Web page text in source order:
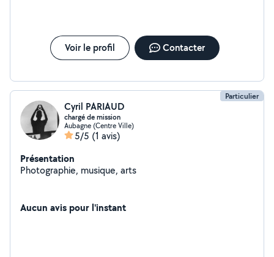
Voir le profil Contacter
Particulier
Cyril PARIAUD
chargé de mission
Aubagne (Centre Ville)
5/5 (1 avis)
Présentation
Photographie, musique, arts
Aucun avis pour l'instant